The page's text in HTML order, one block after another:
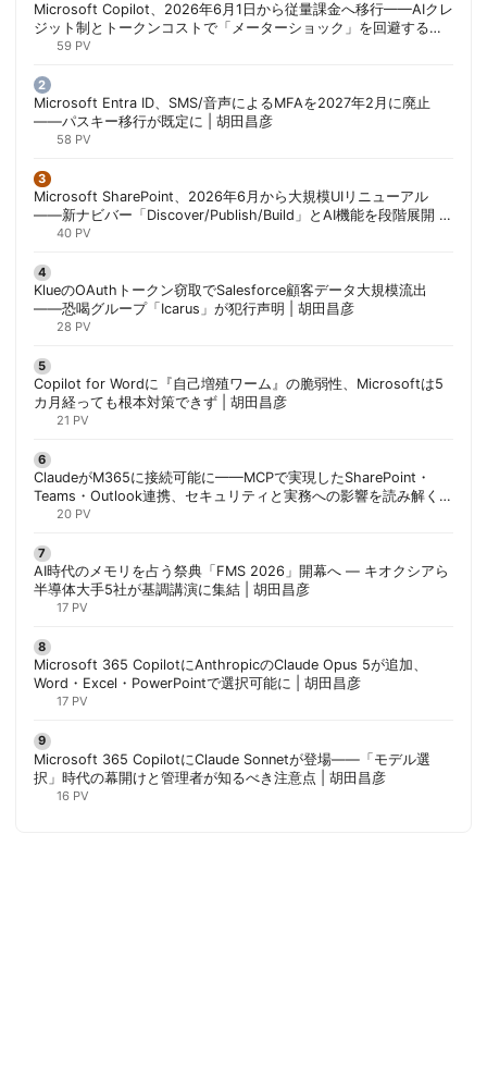
Microsoft Copilot、2026年6月1日から従量課金へ移行——AIクレ
ジット制とトークンコストで「メーターショック」を回避する方
法 | 胡田昌彦
59 PV
Microsoft Entra ID、SMS/音声によるMFAを2027年2月に廃止
——パスキー移行が既定に | 胡田昌彦
58 PV
Microsoft SharePoint、2026年6月から大規模UIリニューアル
——新ナビバー「Discover/Publish/Build」とAI機能を段階展開 |
胡田昌彦
40 PV
KlueのOAuthトークン窃取でSalesforce顧客データ大規模流出
——恐喝グループ「Icarus」が犯行声明 | 胡田昌彦
28 PV
Copilot for Wordに『自己増殖ワーム』の脆弱性、Microsoftは5
カ月経っても根本対策できず | 胡田昌彦
21 PV
ClaudeがM365に接続可能に——MCPで実現したSharePoint・
Teams・Outlook連携、セキュリティと実務への影響を読み解く |
胡田昌彦
20 PV
AI時代のメモリを占う祭典「FMS 2026」開幕へ ― キオクシアら
半導体大手5社が基調講演に集結 | 胡田昌彦
17 PV
Microsoft 365 CopilotにAnthropicのClaude Opus 5が追加、
Word・Excel・PowerPointで選択可能に | 胡田昌彦
17 PV
Microsoft 365 CopilotにClaude Sonnetが登場——「モデル選
択」時代の幕開けと管理者が知るべき注意点 | 胡田昌彦
16 PV